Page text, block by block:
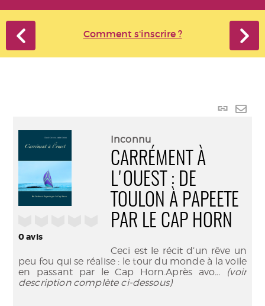
Comment s'inscrire ?
Lien
0avis
Inconnu
CARRÉMENT À
L'OUEST : DE
TOULON À PAPEETE
PAR LE CAP HORN
Ceci est le récit d’un rêve un
peu fou qui se réalise : le tour du monde à la voile
en passant par le Cap Horn.Après avo... (voir
description complète ci-dessous)